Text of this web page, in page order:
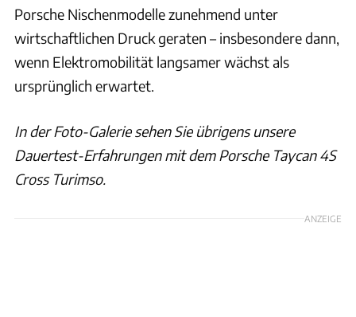
Porsche Nischenmodelle zunehmend unter
wirtschaftlichen Druck geraten – insbesondere dann,
wenn Elektromobilität langsamer wächst als
ursprünglich erwartet.
In der Foto-Galerie sehen Sie übrigens unsere
Dauertest-Erfahrungen mit dem Porsche Taycan 4S
Cross Turimso.
ANZEIGE